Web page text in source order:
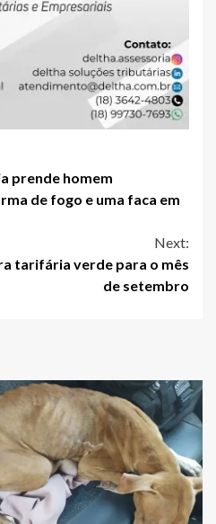
prende homem
de fogo e uma faca em
Next:
tarifária verde para o mês
de setembro